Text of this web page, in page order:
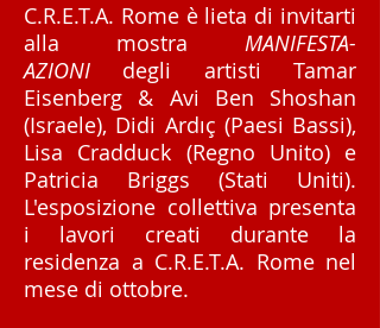
C.R.E.T.A. Rome è lieta di invitarti
alla mostra MANIFESTA-
AZIONI
degli artisti Tamar
Eisenberg & Avi Ben Shoshan
(Israele), Didi Ardıç (Paesi Bassi),
Lisa Cradduck (Regno Unito) e
Patricia Briggs (Stati Uniti).
L'esposizione collettiva presenta
i lavori creati durante la
residenza a C.R.E.T.A. Rome nel
mese di ottobre.